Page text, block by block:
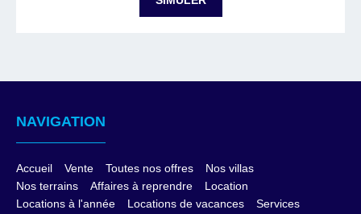
NAVIGATION
Accueil Vente Toutes nos offres
Nos villas
Nos terrains
Affaires à reprendre
Location
Locations à l'année
Locations de vacances
Services